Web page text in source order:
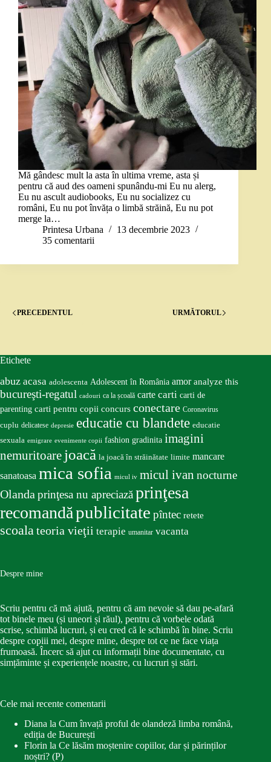
Mă gândesc mult la asta în ultima vreme, asta și
pentru că aud des oameni spunându-mi Eu nu alerg,
Eu nu ascult audiobooks, Eu nu socializez cu
români, Eu nu pot învăța o limbă străină, Eu nu pot
merge la…
Printesa Urbana
13 decembrie 2023
35 comentarii
PRECEDENTUL URMĂTORUL
Etichete
abuz acasa adolescenta Adolescent în România amor analyze this
bucureşti-regatul cadouri ca la școală carte carti carti de
parenting carti pentru copii concurs conectare Coronavirus
cuplu delicatese depresie educatie cu blandete educatie
sexuala emigrare evenimente copii fashion gradinita imagini
nemuritoare joacă la joacă în străinătate limite mancare
sanatoasa mica sofia micul iv micul ivan nocturne
Olandaprinţesa nu apreciazăprinţesa
recomandăpublicitate pîntec retete
scoalateoria vieţii terapie umanitar vacanta
Despre mine
Scriu pentru că mă ajută, pentru că am nevoie să dau pe-afară
tot binele meu (și uneori și răul), pentru că vorbele odată
scrise, schimbă lucruri, și eu cred că le schimbă în bine. Scriu
despre copiii mei, despre mine, despre tot ce ne face viața
frumoasă. Încerc să ajut cu informații bine documentate, cu
simțăminte și experiențele noastre, cu lucruri și stări.
Cele mai recente comentarii
Diana la Cum învață proful de olandeză limba română,
ediția de București
Florin la Ce lăsăm moștenire copiilor, dar și părinților
noștri? (P)